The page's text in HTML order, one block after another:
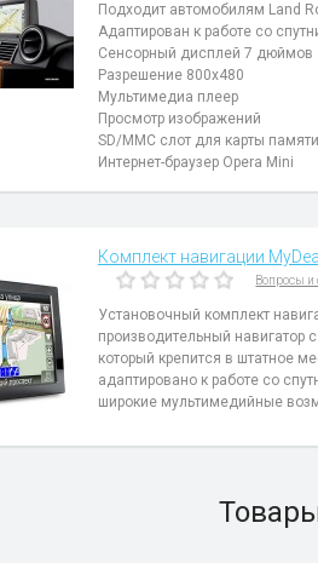
Подходит автомобилям Land
Адаптирован к работе со
Сенсорный дисплей 7 дюймов
Разрешение 800x480
Мультимедиа плеер
Просмотр изображений
SD/MMC слот для карты памяти
Интернет-браузер Opera Mini
Комплект навигации
Вопросы и
Установочный комплект
производительный
который крепится в штатное
адаптировано к работе со
широкие мультимедийные